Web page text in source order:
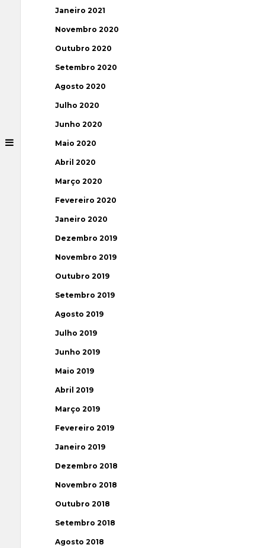
Janeiro 2021
Novembro 2020
Outubro 2020
Setembro 2020
Agosto 2020
Julho 2020
Junho 2020
Maio 2020
Abril 2020
Março 2020
Fevereiro 2020
Janeiro 2020
Dezembro 2019
Novembro 2019
Outubro 2019
Setembro 2019
Agosto 2019
Julho 2019
Junho 2019
Maio 2019
Abril 2019
Março 2019
Fevereiro 2019
Janeiro 2019
Dezembro 2018
Novembro 2018
Outubro 2018
Setembro 2018
Agosto 2018